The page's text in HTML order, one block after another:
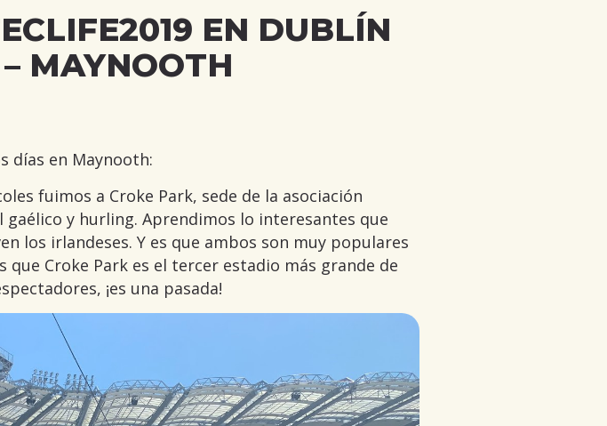
EN DUBLÍN
MAYNOOTH
días en Maynooth:
fuimos a Croke Park, sede de la asociación
y hurling. Aprendimos lo interesantes que
los irlandeses. Y es que ambos son muy populares
Croke Park es el tercer estadio más grande de
¡es una pasada!